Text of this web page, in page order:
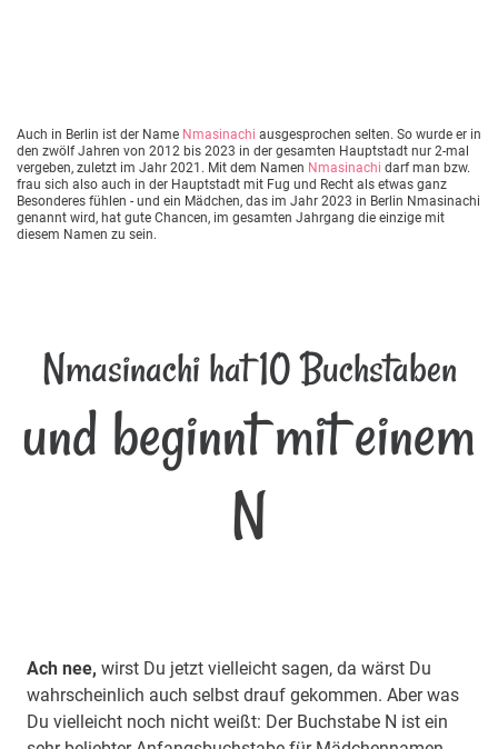
Auch in Berlin ist der Name Nmasinachi ausgesprochen selten. So wurde er in
den zwölf Jahren von 2012 bis 2023 in der gesamten Hauptstadt nur 2-mal
vergeben, zuletzt im Jahr 2021. Mit dem Namen Nmasinachi darf man bzw.
frau sich also auch in der Hauptstadt mit Fug und Recht als etwas ganz
Besonderes fühlen - und ein Mädchen, das im Jahr 2023 in Berlin Nmasinachi
genannt wird, hat gute Chancen, im gesamten Jahrgang die einzige mit
diesem Namen zu sein.
Nmasinachi hat 10 Buchstaben
und beginnt mit einem
N
Ach nee, wirst Du jetzt vielleicht sagen, da wärst Du
wahrscheinlich auch selbst drauf gekommen. Aber was
Du vielleicht noch nicht weißt: Der Buchstabe N ist ein